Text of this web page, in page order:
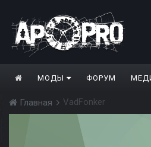
МОДЫ ФОРУМ
Главная VadFonker